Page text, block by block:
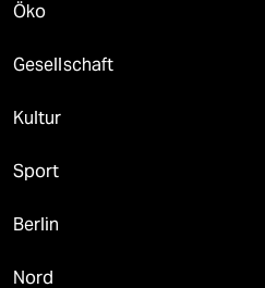
Öko
Gesellschaft
Kultur
Sport
Berlin
Nord